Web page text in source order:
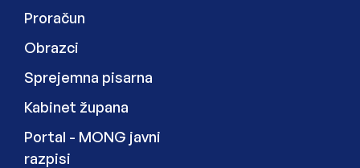
Proračun
Obrazci
Sprejemna pisarna
Kabinet župana
Zunanja povezava na
Portal - MONG javni
razpisi